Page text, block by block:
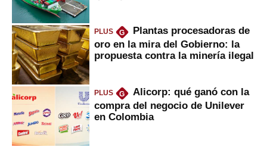
PLUS G
Plantas procesadoras de
oro en la mira del Gobierno: la
propuesta contra la minería ilegal
PLUS G
Alicorp: qué ganó con la
compra del negocio de Unilever
en Colombia